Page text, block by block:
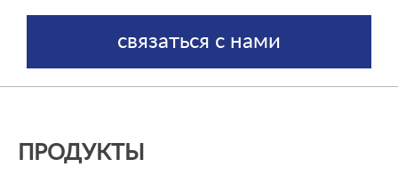
связаться с нами
ПРОДУКТЫ